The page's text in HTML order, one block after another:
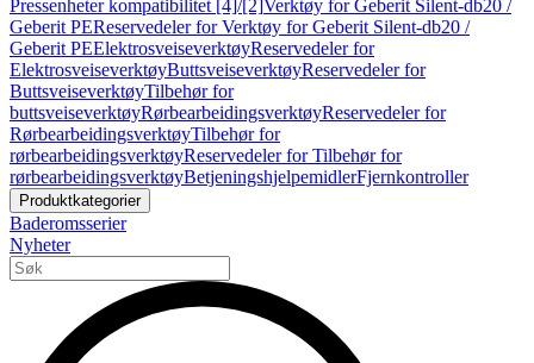
Pressenheter kompatibilitet [4]/[2]Verktøy for Geberit Silent-db20 /
Geberit PEReservedeler for Verktøy for Geberit Silent-db20 /
Geberit PEElektrosveiseverktøyReservedeler for
ElektrosveiseverktøyButtsveiseverktøyReservedeler for
ButtsveiseverktøyTilbehør for
buttsveiseverktøyRørbearbeidingsverktøyReservedeler for
RørbearbeidingsverktøyTilbehør for
rørbearbeidingsverktøyReservedeler for Tilbehør for
rørbearbeidingsverktøyBetjeningshjelpemidlerFjernkontroller
Produktkategorier
Baderomsserier
Nyheter